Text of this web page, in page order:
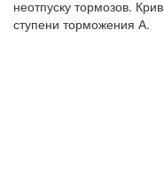
неотпуску тормозов.
ступени торможения А.